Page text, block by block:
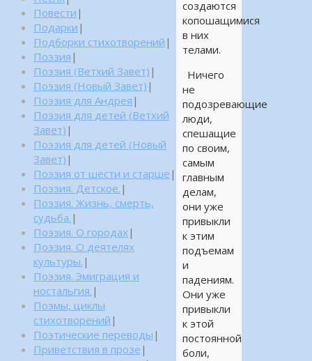
создаются
копошащимися
в них
телами.
Ничего
не
подозревающие
люди,
спешащие
по своим,
самым
главным
делам,
они уже
привыкли
к этим
подъемам
и
падениям.
Они уже
привыкли
к этой
постоянной
боли,
Повести |
Подарки |
Подборки стихотворений |
Поэзия |
Поэзия (Ветхий Завет) |
Поэзия (Новый Завет) |
Поэзия для Андрея |
Поэзия для детей (Ветхий
Завет) |
Поэзия для детей (Новый
Завет) |
Поэзия от шести и старше |
Поэзия. Детское. |
Поэзия. Жизнь, смерть,
судьба. |
Поэзия. О городах |
Поэзия. О деятелях
культуры. |
Поэзия. Эмиграция и
ностальгия. |
Поэмы, циклы
стихотворений |
Поэтические переводы |
Приветствия в прозе |